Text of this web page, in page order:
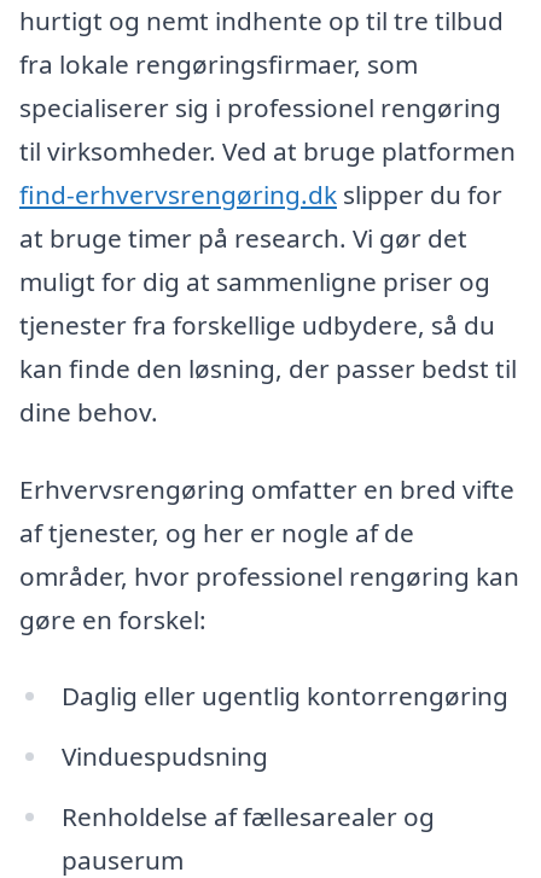
hurtigt og nemt indhente op til tre tilbud
fra lokale rengøringsfirmaer, som
specialiserer sig i professionel rengøring
til virksomheder. Ved at bruge platformen
find-erhvervsrengøring.dk slipper du for
at bruge timer på research. Vi gør det
muligt for dig at sammenligne priser og
tjenester fra forskellige udbydere, så du
kan finde den løsning, der passer bedst til
dine behov.
Erhvervsrengøring omfatter en bred vifte
af tjenester, og her er nogle af de
områder, hvor professionel rengøring kan
gøre en forskel:
Daglig eller ugentlig kontorrengøring
Vinduespudsning
Renholdelse af fællesarealer og
pauserum